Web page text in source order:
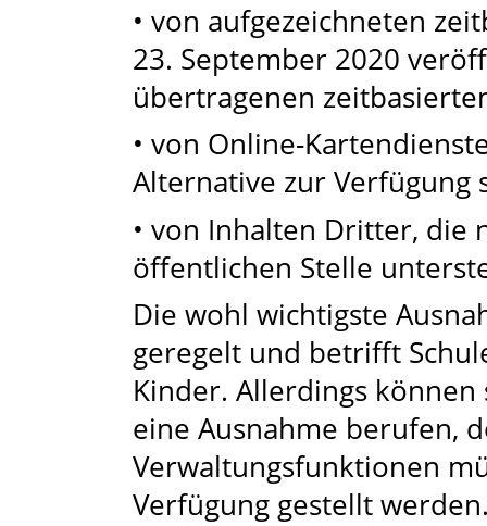
• von aufgezeichneten
23. September 2020
übertragenen
• von Online-
Alternative zur Verfügung
• von Inhalten Dritter, die
öffentlichen Stelle
Die wohl wichtigste
geregelt und betrifft
Kinder. Allerdings
eine Ausnahme berufen,
Verwaltungsfunktionen
Verfügung gestellt